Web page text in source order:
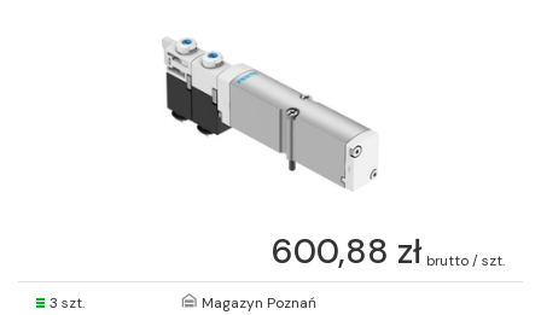
600,88 zł brutto / szt.
3 szt. Magazyn Poznań